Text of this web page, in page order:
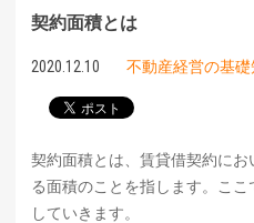
契約面積とは
2020.12.10 不動産経営の基礎
契約面積とは、賃貸借契約に
る面積のことを指します。こ
していきます。